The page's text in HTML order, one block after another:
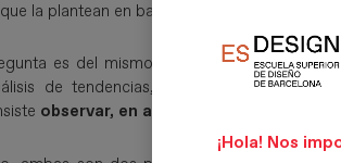
la plantean en base a preguntar y
es del mismo David Alarcón: en este
de tendencias, y qué pretende
observar, en analizar y radiografiar el
¡Hola! Nos